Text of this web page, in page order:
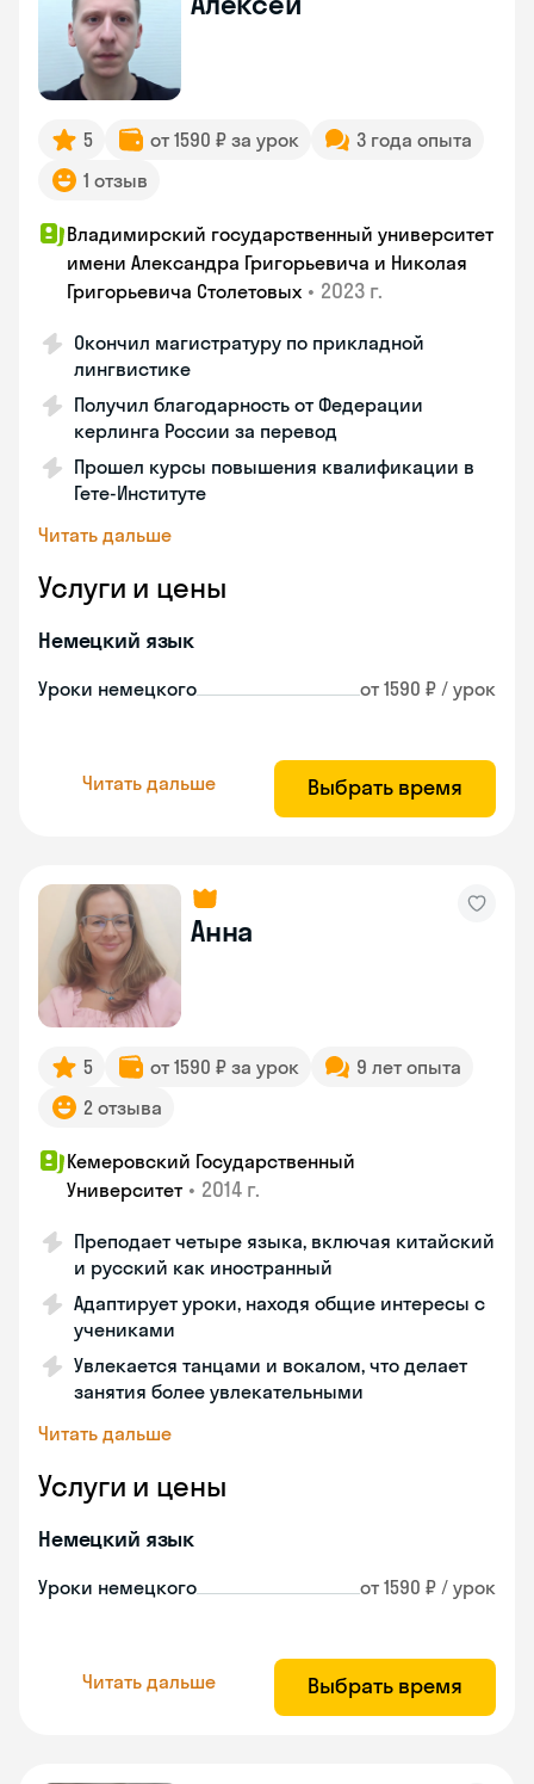
5 от 1590 ₽ за урок
3 года опыта
1 отзыв
Владимирский государственный университет
имени Александра Григорьевича и Николая
Григорьевича Столетовых • 2023 г.
Окончил магистратуру по прикладной
лингвистике
Получил благодарность от Федерации
керлинга России за перевод
Прошел курсы повышения квалификации в
Гете-Институте
Читать дальше
Услуги и цены
Немецкий язык
Уроки немецкого от 1590 ₽ / урок
Читать дальше Выбрать время
Анна
5 от 1590 ₽ за урок
9 лет опыта
2 отзыва
Кемеровский Государственный
Университет • 2014 г.
Преподает четыре языка, включая китайский
и русский как иностранный
Адаптирует уроки, находя общие интересы с
учениками
Увлекается танцами и вокалом, что делает
занятия более увлекательными
Читать дальше
Услуги и цены
Немецкий язык
Уроки немецкого от 1590 ₽ / урок
Читать дальше Выбрать время